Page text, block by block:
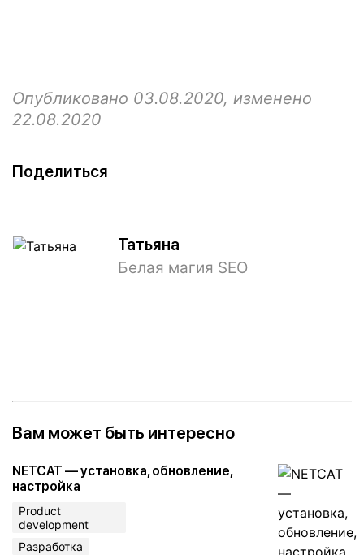
Опубликовано 03.08.2020, изменено
22.08.2020
Поделиться
Татьяна
Белая магия SEO
Вам может быть интересно
NETCAT — установка, обновление,
настройка
Product
development
Разработка